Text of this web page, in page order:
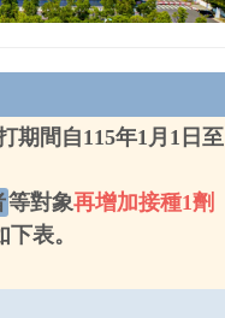
期間自115年1月1日至
等對象再增加接種1劑
表。